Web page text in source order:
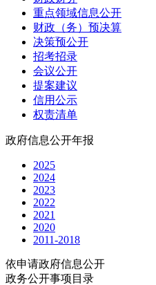
重点领域信息公开
财政（务）预决算
决策预公开
招考招录
会议公开
提案建议
信用公示
权责清单
政府信息公开年报
2025
2024
2023
2022
2021
2020
2011-2018
依申请政府信息公开
政务公开事项目录